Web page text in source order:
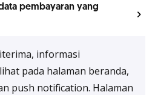
pembayaran yang
informasi
pada halaman beranda,
push notification. Halaman